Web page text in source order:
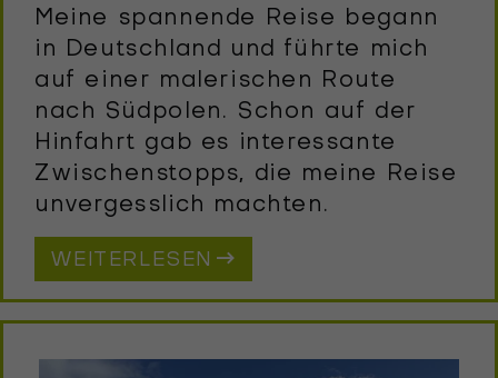
Meine spannende Reise begann
in Deutschland und führte mich
auf einer malerischen Route
nach Südpolen. Schon auf der
Hinfahrt gab es interessante
Zwischenstopps, die meine Reise
unvergesslich machten.
WEITERLESEN